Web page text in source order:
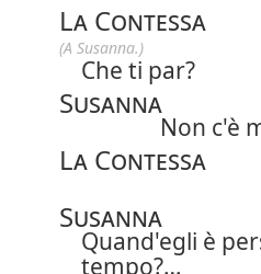
La Contessa
(A Susanna.)
Che ti par?
Susanna
Non c'è
La Contessa
Susanna
Quand'egli è
tempo?…